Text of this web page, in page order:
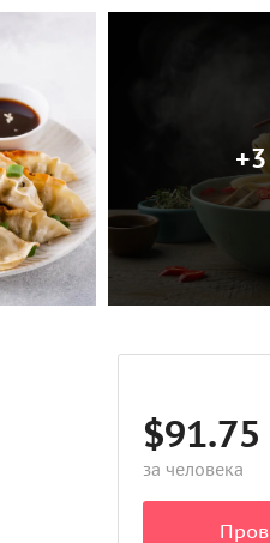
$91.75
за человека